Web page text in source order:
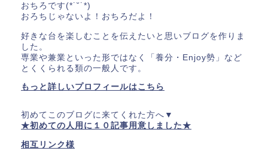
おちろです(*˙˘˙*)
おろちじゃないよ！おちろだよ！
好きな台を楽しむことを伝えたいと思いブログを作りま
した。
専業や兼業といった形ではなく「養分・Enjoy勢」など
とくくられる類の一般人です。
もっと詳しいプロフィールはこちら
初めてこのブログに来てくれた方へ▼
★初めての人用に１０記事用意しました★
相互リンク様